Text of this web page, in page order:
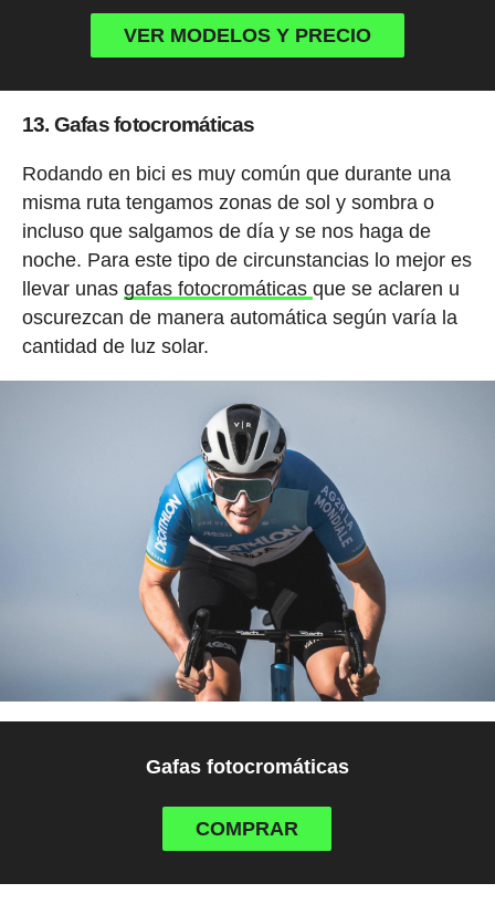
VER MODELOS Y PRECIO
13. Gafas fotocromáticas
Rodando en bici es muy común que durante una
misma ruta tengamos zonas de sol y sombra o
incluso que salgamos de día y se nos haga de
noche. Para este tipo de circunstancias lo mejor es
llevar unas gafas fotocromáticas que se aclaren u
oscurezcan de manera automática según varía la
cantidad de luz solar.
Gafas fotocromáticas
COMPRAR